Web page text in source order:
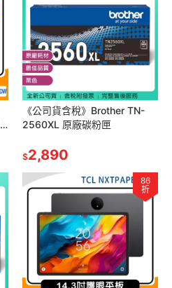
《公司貨含稅》Brother TN-
2560XL 原廠碳粉匣
$2,890
86
折